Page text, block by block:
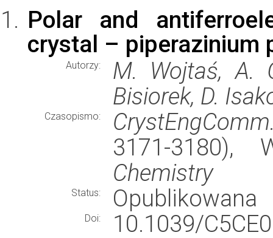
Polar and
crystal – piperazinium
Autorzy:
M. Wojtaś, A.
Bisiorek, D.
Czasopismo:
3171-3180),
Chemistry
Status: Opublikowana
Doi:
10.1039/